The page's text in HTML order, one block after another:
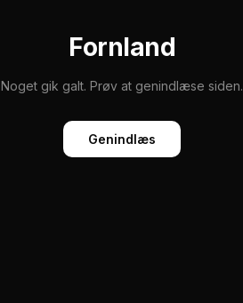
Fornland
Noget gik galt. Prøv at genindlæse siden.
Genindlæs